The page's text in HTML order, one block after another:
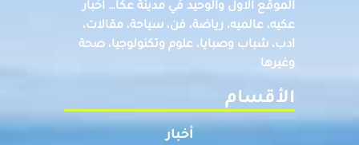
الموقع الاول والوحيد في مدينة عكا… اخبار
عكيه، عالميه، رياضة، فن، سياحة، مقالات،
ادب، شباب وصبايا، علوم وتكنولوجيا، صحة
وغيرها
الأقسام
أخبار